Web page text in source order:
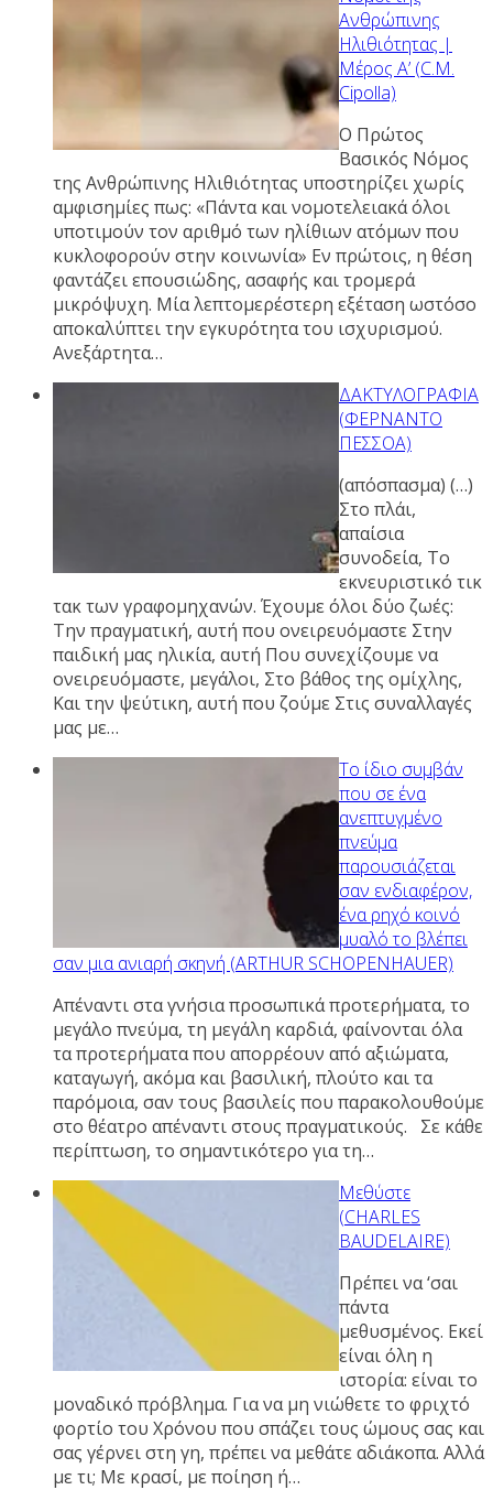
Ανθρώπινης
Ηλιθιότητας |
Μέρος Α’ (C.M.
Cipolla)
Ο Πρώτος
Βασικός Νόμος
της Ανθρώπινης Ηλιθιότητας υποστηρίζει χωρίς
αμφισημίες πως: «Πάντα και νομοτελειακά όλοι
υποτιμούν τον αριθμό των ηλίθιων ατόμων που
κυκλοφορούν στην κοινωνία» Εν πρώτοις, η θέση
φαντάζει επουσιώδης, ασαφής και τρομερά
μικρόψυχη. Μία λεπτομερέστερη εξέταση ωστόσο
αποκαλύπτει την εγκυρότητα του ισχυρισμού.
Ανεξάρτητα…
ΔΑΚΤΥΛΟΓΡΑΦΙΑ
(ΦΕΡΝΑΝΤΟ
ΠΕΣΣΟΑ)
(απόσπασμα) (…)
Στο πλάι,
απαίσια
συνοδεία, Το
εκνευριστικό τικ
τακ των γραφομηχανών. Έχουμε όλοι δύο ζωές:
Την πραγματική, αυτή που ονειρευόμαστε Στην
παιδική μας ηλικία, αυτή Που συνεχίζουμε να
ονειρευόμαστε, μεγάλοι, Στο βάθος της ομίχλης,
Και την ψεύτικη, αυτή που ζούμε Στις συναλλαγές
μας με…
Το ίδιο συμβάν
που σε ένα
ανεπτυγμένο
πνεύμα
παρουσιάζεται
σαν ενδιαφέρον,
ένα ρηχό κοινό
μυαλό το βλέπει
σαν μια ανιαρή σκηνή (ARTHUR SCHOPENHAUER)
Απέναντι στα γνήσια προσωπικά προτερήματα, το
μεγάλο πνεύμα, τη μεγάλη καρδιά, φαίνονται όλα
τα προτερήματα που απορρέουν από αξιώματα,
καταγωγή, ακόμα και βασιλική, πλούτο και τα
παρόμοια, σαν τους βασιλείς που παρακολουθούμε
στο θέατρο απέναντι στους πραγματικούς. Σε κάθε
περίπτωση, το σημαντικότερο για τη…
Μεθύστε
(CHARLES
BAUDELAIRE)
Πρέπει να ‘σαι
πάντα
μεθυσμένος. Εκεί
είναι όλη η
ιστορία: είναι το
μοναδικό πρόβλημα. Για να μη νιώθετε το φριχτό
φορτίο του Χρόνου που σπάζει τους ώμους σας και
σας γέρνει στη γη, πρέπει να μεθάτε αδιάκοπα. Αλλά
με τι; Με κρασί, με ποίηση ή…